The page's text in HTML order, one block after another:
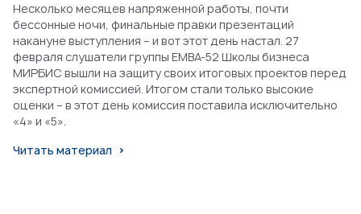
Несколько месяцев напряженной работы, почти
бессонные ночи, финальные правки презентаций
накануне выступления – и вот этот день настал. 27
февраля слушатели группы EMBA-52 Школы бизнеса
МИРБИС вышли на защиту своих итоговых проектов перед
экспертной комиссией. Итогом стали только высокие
оценки – в этот день комиссия поставила исключительно
«4» и «5».
Читать материал